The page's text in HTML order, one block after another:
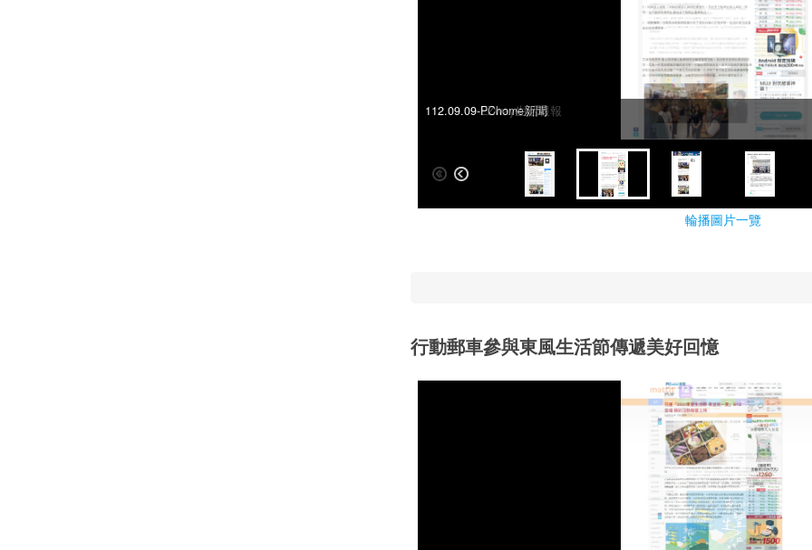
112.09.09-EZway生活報報
112.09.09-PChome新聞
輪播圖片一覽
行動郵車參與東風生活節傳遞美好回憶